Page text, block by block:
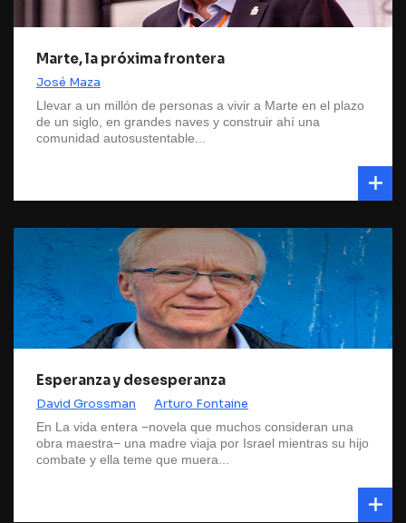
Marte, la próxima frontera
José Maza
Llevar a un millón de personas a vivir a Marte en el plazo
de un siglo, en grandes naves y construir ahí una
comunidad autosustentable...
Esperanza y desesperanza
David Grossman Arturo Fontaine
En La vida entera −novela que muchos consideran una
obra maestra− una madre viaja por Israel mientras su hijo
combate y ella teme que muera...